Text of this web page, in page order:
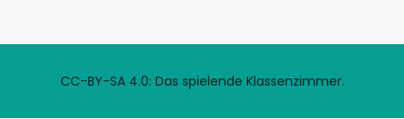
CC-BY-SA 4.0: Das spielende Klassenzimmer.